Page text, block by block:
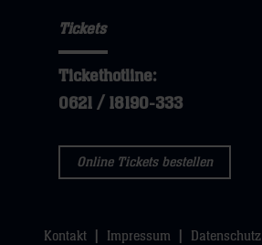
Tickets
Tickethotline:
0621 / 18190-333
Online Tickets bestellen
Kontakt Impressum Datenschutz